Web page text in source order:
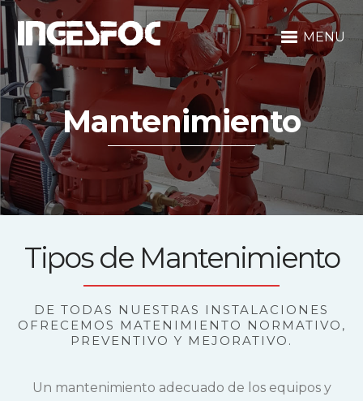
MENU
Mantenimiento
Tipos de Mantenimiento
DE TODAS NUESTRAS INSTALACIONES
OFRECEMOS MATENIMIENTO NORMATIVO,
PREVENTIVO Y MEJORATIVO.
Un mantenimiento adecuado de los equipos y